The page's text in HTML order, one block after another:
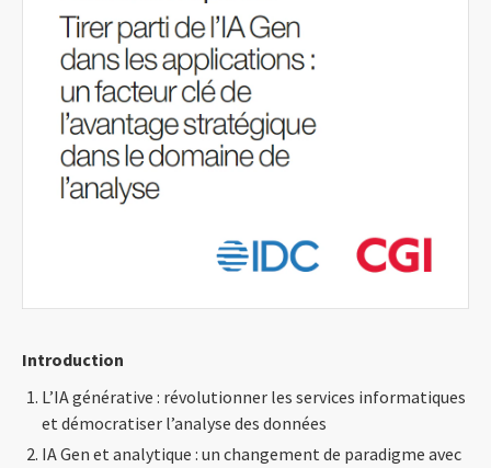
Introduction
L’IA générative : révolutionner les services informatiques
et démocratiser l’analyse des données
IA Gen et analytique : un changement de paradigme avec